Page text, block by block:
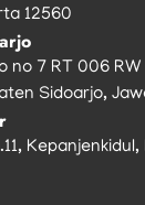
12560
no 7 RT 006
Sidoarjo,